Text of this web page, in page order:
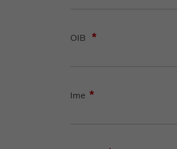
OIB *
Ime *